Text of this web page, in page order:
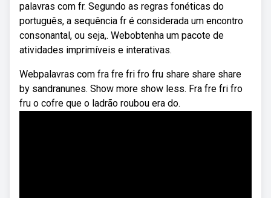
palavras com fr. Segundo as regras fonéticas do
português, a sequência fr é considerada um encontro
consonantal, ou seja,. Webobtenha um pacote de
atividades imprimíveis e interativas.
Webpalavras com fra fre fri fro fru share share share
by sandranunes. Show more show less. Fra fre fri fro
fru o cofre que o ladrão roubou era do.